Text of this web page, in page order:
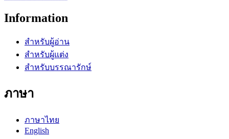
Information
สำหรับผู้อ่าน
สำหรับผู้แต่ง
สำหรับบรรณารักษ์
ภาษา
ภาษาไทย
English